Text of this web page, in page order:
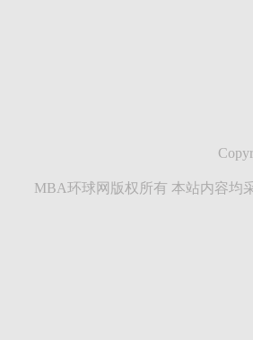
MBA环球网版权所有 本站内容均